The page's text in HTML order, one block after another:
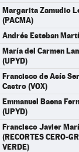
Margarita Zamudio
(PACMA)
Andrés Esteban
María del Carmen
(UPYD)
Francisco de Asís
Castro (VOX)
Emmanuel Baena
(UPYD)
Francisco Javier
(RECORTES CERO-
VERDE)